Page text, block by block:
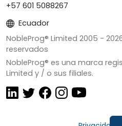
+57 601 5088267
Ecuador
NobleProg® Limited 2005 -
reservados
NobleProg® es una marca
Limited y / o sus filiales.